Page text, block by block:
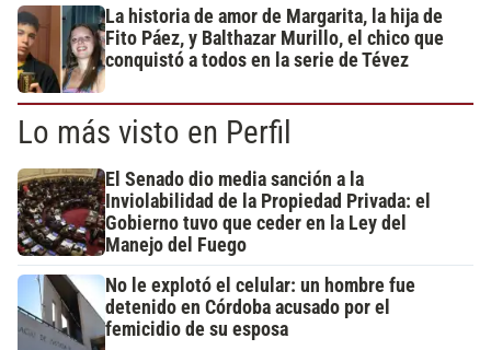
La historia de amor de Margarita, la hija de
Fito Páez, y Balthazar Murillo, el chico que
conquistó a todos en la serie de Tévez
Lo más visto en Perfil
El Senado dio media sanción a la
Inviolabilidad de la Propiedad Privada: el
Gobierno tuvo que ceder en la Ley del
Manejo del Fuego
No le explotó el celular: un hombre fue
detenido en Córdoba acusado por el
femicidio de su esposa